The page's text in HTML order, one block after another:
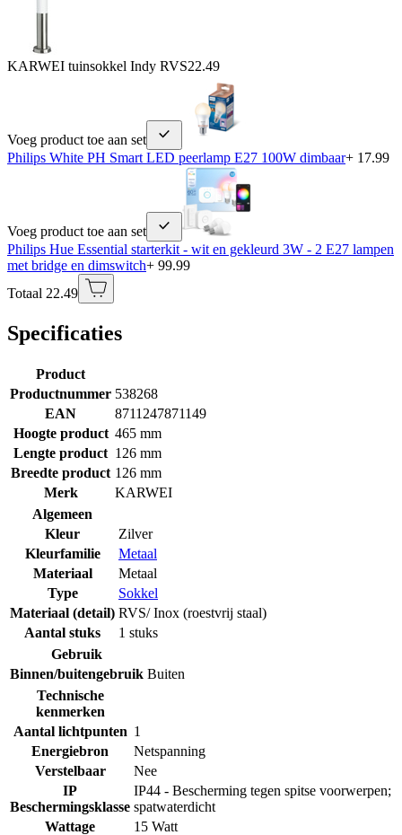
KARWEI tuinsokkel Indy RVS22.49
Voeg product toe aan set
Philips White PH Smart LED peerlamp E27 100W dimbaar+ 17.99
Voeg product toe aan set
Philips Hue Essential starterkit - wit en gekleurd 3W - 2 E27 lampen
met bridge en dimswitch+ 99.99
Totaal 22.49
Specificaties
Product
Productnummer 538268
EAN
8711247871149
Hoogte product 465 mm
Lengte product 126 mm
Breedte product 126 mm
Merk
KARWEI
Algemeen
Kleur
Zilver
Kleurfamilie
Metaal
Materiaal
Metaal
Type
Sokkel
Materiaal (detail) RVS/ Inox (roestvrij staal)
Aantal stuks
1 stuks
Gebruik
Binnen/buitengebruik Buiten
Technische
kenmerken
Aantal lichtpunten 1
Energiebron
Netspanning
Verstelbaar
Nee
IP
Beschermingsklasse
IP44 - Bescherming tegen spitse voorwerpen;
spatwaterdicht
Wattage
15 Watt